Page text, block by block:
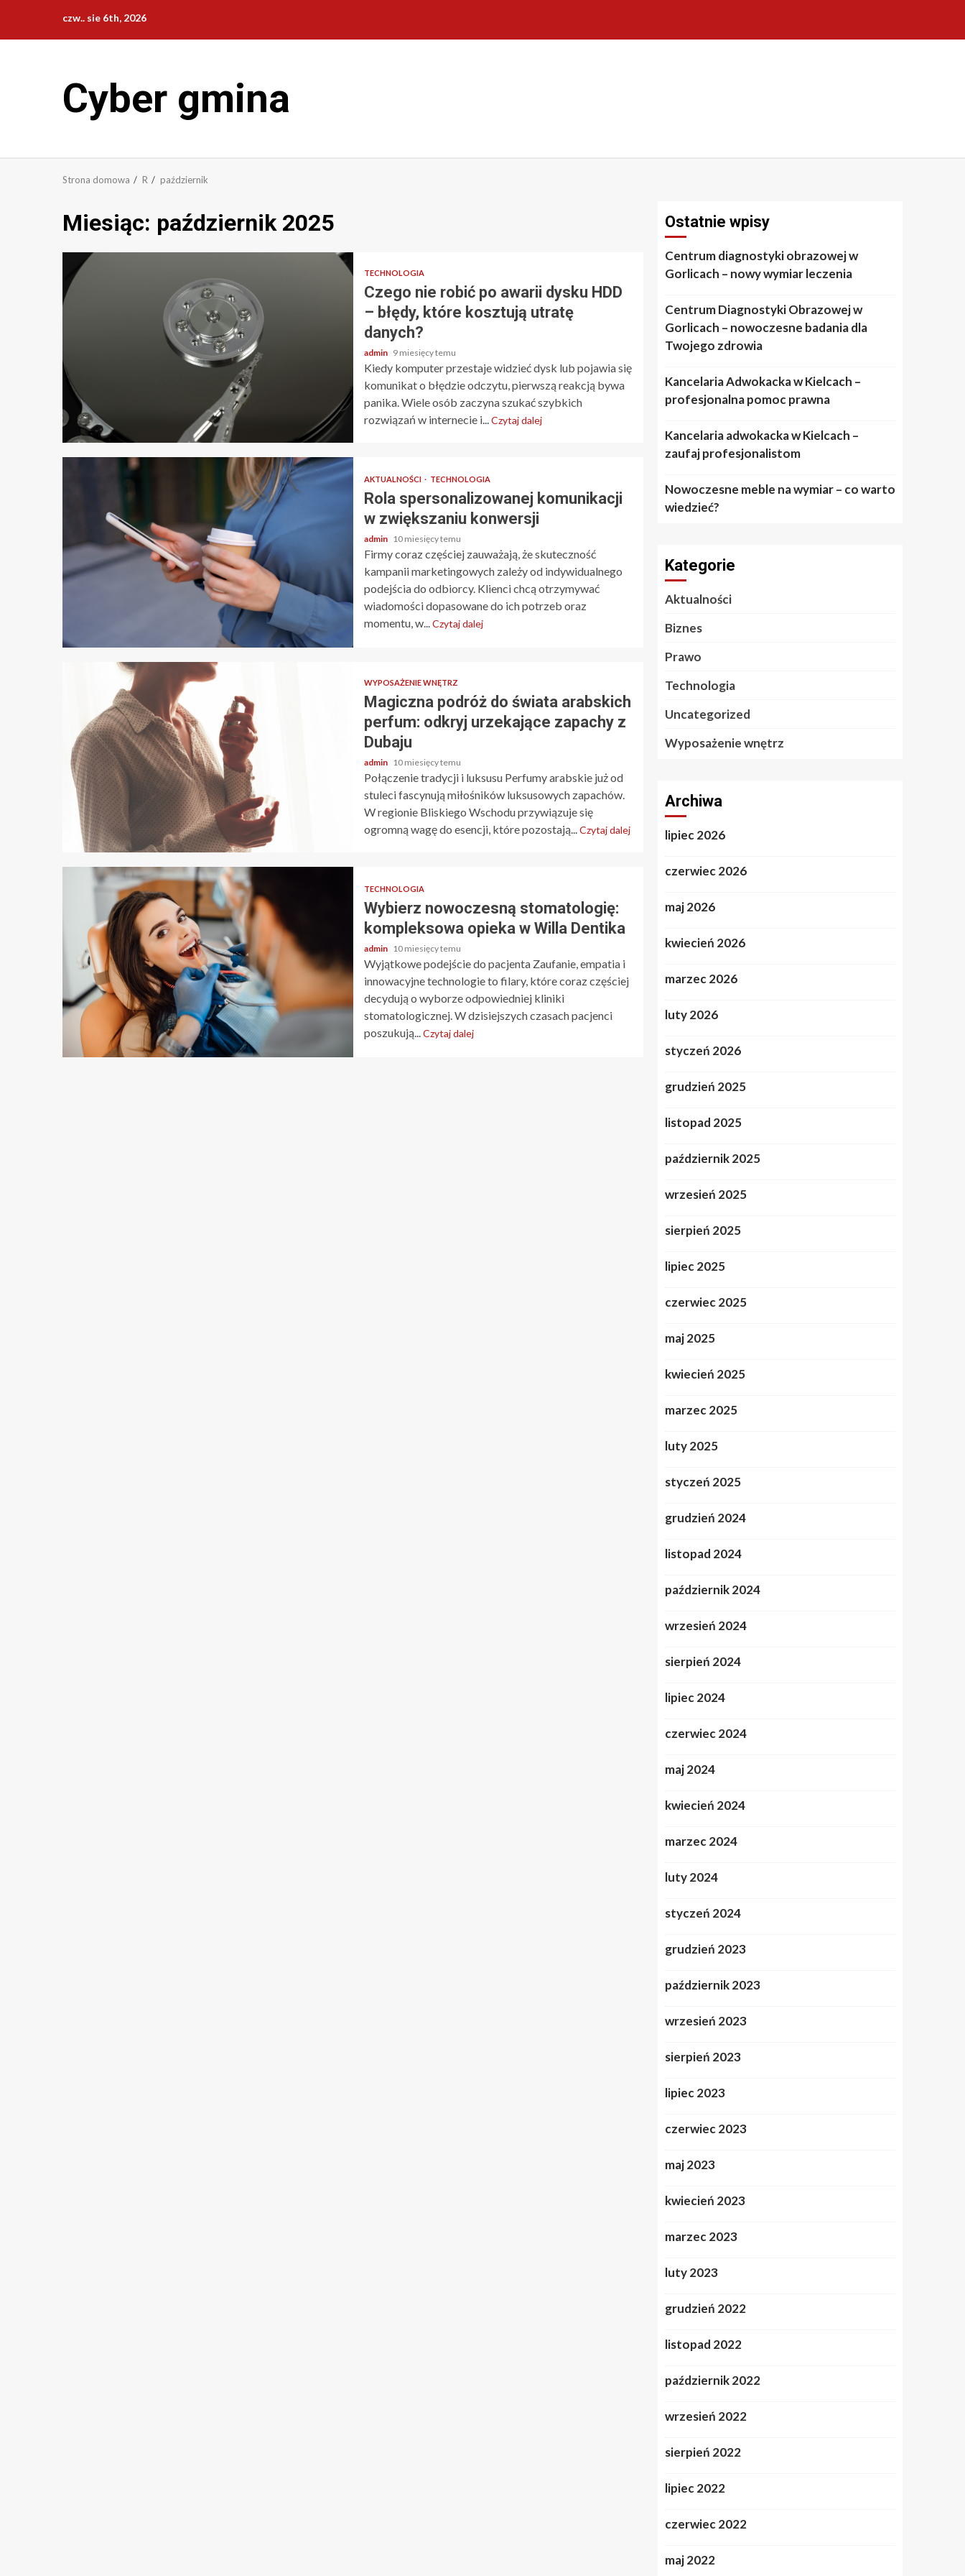
treści
czw.. sie 6th, 2026
Cyber gmina
Strona domowa R październik
Miesiąc: październik 2025
3 min odczytu
TECHNOLOGIA
Czego nie robić po awarii dysku HDD
– błędy, które kosztują utratę
danych?
admin 9 miesięcy temu
Kiedy komputer przestaje widzieć dysk lub pojawia się
komunikat o błędzie odczytu, pierwszą reakcją bywa
panika. Wiele osób zaczyna szukać szybkich
rozwiązań w internecie i... Czytaj dalej
AKTUALNOŚCI TECHNOLOGIA
Rola spersonalizowanej komunikacji
w zwiększaniu konwersji
admin 10 miesięcy temu
Firmy coraz częściej zauważają, że skuteczność
kampanii marketingowych zależy od indywidualnego
podejścia do odbiorcy. Klienci chcą otrzymywać
wiadomości dopasowane do ich potrzeb oraz
momentu, w... Czytaj dalej
3 min odczytu
WYPOSAŻENIE WNĘTRZ
Magiczna podróż do świata arabskich
perfum: odkryj urzekające zapachy z
Dubaju
admin 10 miesięcy temu
Połączenie tradycji i luksusu Perfumy arabskie już od
stuleci fascynują miłośników luksusowych zapachów.
W regionie Bliskiego Wschodu przywiązuje się
ogromną wagę do esencji, które pozostają... Czytaj dalej
2 min odczytu
TECHNOLOGIA
Wybierz nowoczesną stomatologię:
kompleksowa opieka w Willa Dentika
admin 10 miesięcy temu
Wyjątkowe podejście do pacjenta Zaufanie, empatia i
innowacyjne technologie to filary, które coraz częściej
decydują o wyborze odpowiedniej kliniki
stomatologicznej. W dzisiejszych czasach pacjenci
poszukują... Czytaj dalej
Ostatnie wpisy
Centrum diagnostyki obrazowej w
Gorlicach – nowy wymiar leczenia
Centrum Diagnostyki Obrazowej w
Gorlicach – nowoczesne badania dla
Twojego zdrowia
Kancelaria Adwokacka w Kielcach –
profesjonalna pomoc prawna
Kancelaria adwokacka w Kielcach –
zaufaj profesjonalistom
Nowoczesne meble na wymiar – co warto
wiedzieć?
Kategorie
Aktualności
Biznes
Prawo
Technologia
Uncategorized
Wyposażenie wnętrz
Archiwa
lipiec 2026
czerwiec 2026
maj 2026
kwiecień 2026
marzec 2026
luty 2026
styczeń 2026
grudzień 2025
listopad 2025
październik 2025
wrzesień 2025
sierpień 2025
lipiec 2025
czerwiec 2025
maj 2025
kwiecień 2025
marzec 2025
luty 2025
styczeń 2025
grudzień 2024
listopad 2024
październik 2024
wrzesień 2024
sierpień 2024
lipiec 2024
czerwiec 2024
maj 2024
kwiecień 2024
marzec 2024
luty 2024
styczeń 2024
grudzień 2023
październik 2023
wrzesień 2023
sierpień 2023
lipiec 2023
czerwiec 2023
maj 2023
kwiecień 2023
marzec 2023
luty 2023
grudzień 2022
listopad 2022
październik 2022
wrzesień 2022
sierpień 2022
lipiec 2022
czerwiec 2022
maj 2022